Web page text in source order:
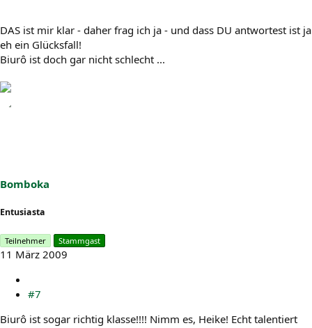
DAS ist mir klar - daher frag ich ja - und dass DU antwortest ist ja
eh ein Glücksfall!
Biurô ist doch gar nicht schlecht ...
Bomboka
Entusiasta
Teilnehmer Stammgast
11 März 2009
#7
Biurô ist sogar richtig klasse!!!! Nimm es, Heike! Echt talentiert